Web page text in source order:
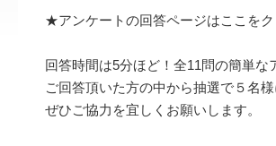
★アンケートの回答ページはここを
回答時間は5分ほど！全11問の簡単な
ご回答頂いた方の中から抽選で５名
ぜひご協力を宜しくお願いします。